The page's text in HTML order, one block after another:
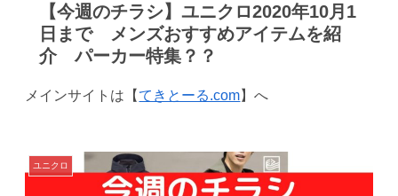
【今週のチラシ】ユニクロ2020年10月1
日まで メンズおすすめアイテムを紹
介 パーカー特集？？
メインサイトは【てきとーる.com】へ
ユニクロ